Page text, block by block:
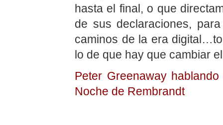
hasta el final, o que
de sus declaraciones,
caminos de la era
lo de que hay que cambiar
Peter Greenaway
Noche de Rembrandt